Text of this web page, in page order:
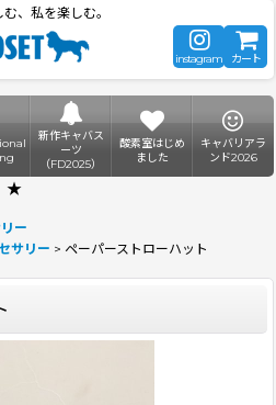
、私を楽しむ。
instagram カート
新作キャバス
ーツ
（FD2025）
酸素室はじめ
ました
キャバリアラ
ンド2026
★
ー
サリー > ペーパーストローハット